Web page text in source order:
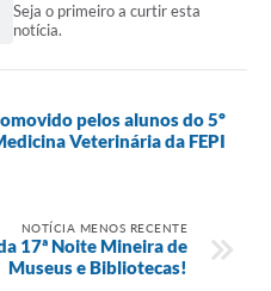
Seja o primeiro a curtir esta
notícia.
pelos alunos do 5º
Veterinária da FEPI
NOTÍCIA MENOS RECENTE
17ª Noite Mineira de
Museus e Bibliotecas!